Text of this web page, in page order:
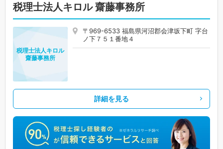
税理士法人キロル 齋藤事務所
〒969-6533 福島県河沼郡会津坂下町 字台
ノ下７５１番地４
税理士法人キロル
齋藤事務所
詳細を見る